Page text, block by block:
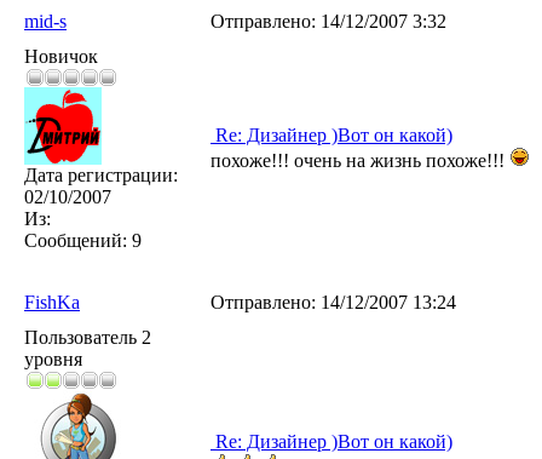
mid-s Отправлено: 14/12/2007 3:32
Новичок
Дата регистрации:
02/10/2007
Из:
Сообщений: 9
Re: Дизайнер )Вот он какой)
похоже!!! очень на жизнь похоже!!!
FishKa Отправлено: 14/12/2007 13:24
Пользователь 2
уровня
Re: Дизайнер )Вот он какой)